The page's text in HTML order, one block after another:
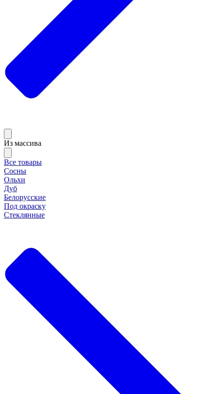
Из массива
Все товары
Сосны
Ольхи
Дуб
Белорусские
Под окраску
Стеклянные